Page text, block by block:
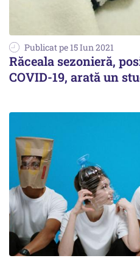
Publicat pe 15 Iun 2021
Răceala sezonieră,
COVID-19, arată un